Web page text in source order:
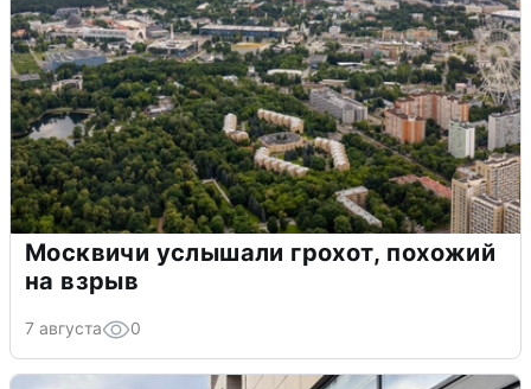
Москвичи услышали грохот, похожий
на взрыв
7 августа 0